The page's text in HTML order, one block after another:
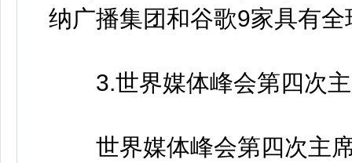
纳广播集团和谷歌9家具有
3.世界媒体峰会第四次主
世界媒体峰会第四次主席